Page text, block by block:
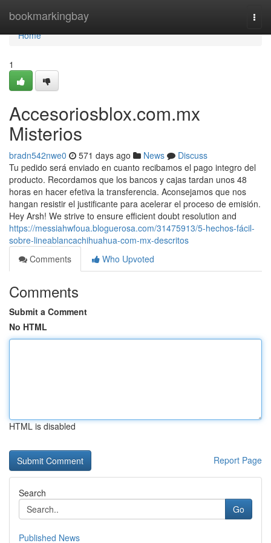
bookmarkingbay
Home
Home
1
Accesoriosblox.com.mx
Misterios
bradn542nwe0 571 days ago News
Discuss
Tu pedido será enviado en cuanto recibamos el pago integro del
producto. Recordamos que los bancos y cajas tardan unos 48
horas en hacer efetiva la transferencia. Aconsejamos que nos
hangan resistir el justificante para acelerar el proceso de emisión.
Hey Arsh! We strive to ensure efficient doubt resolution and
https://messiahwfoua.bloguerosa.com/31475913/5-hechos-fácil-
sobre-lineablancachihuahua-com-mx-descritos
Comments
Who Upvoted
Comments
Submit a Comment
No HTML
HTML is disabled
Report Page
Search
Go
Published News